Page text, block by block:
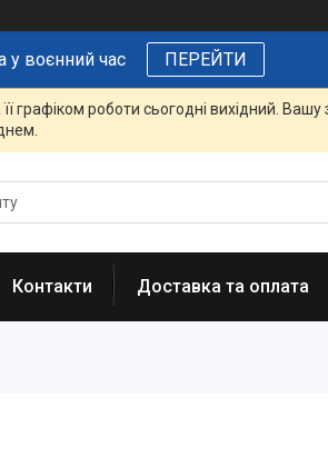
у воєнний час ПЕРЕЙТИ
графіком роботи сьогодні вихідний.
Контакти Доставка та оплата